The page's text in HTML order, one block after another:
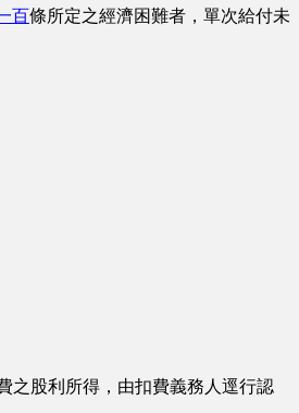
百條所定之經濟困難者，單次給付未
之股利所得，由扣費義務人逕行認